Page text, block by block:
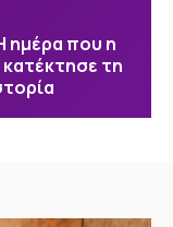
ημέρα που η
τη